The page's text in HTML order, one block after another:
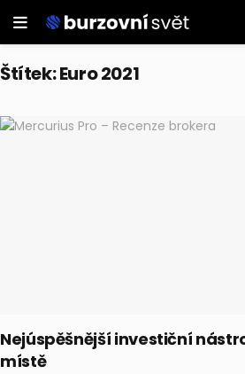
Štítek:Euro 2021
Nejúspěšnější investiční
místě